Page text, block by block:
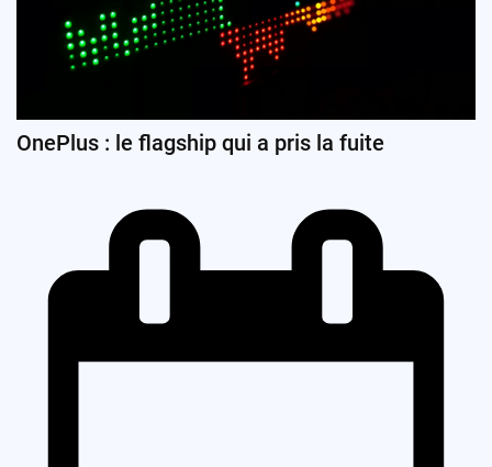
OnePlus : le flagship qui a pris la fuite